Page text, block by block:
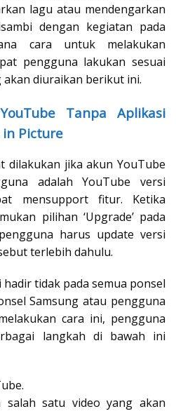
lagu atau mendengarkan
dengan kegiatan pada
cara untuk melakukan
pengguna lakukan sesuai
diuraikan berikut ini.
Tanpa Aplikasi
Picture
dilakukan jika akun YouTube
adalah YouTube versi
mensupport fitur. Ketika
pilihan ‘Upgrade’ pada
harus update versi
terlebih dahulu.
tidak pada semua ponsel
Samsung atau pengguna
cara ini, pengguna
langkah di bawah ini
satu video yang akan